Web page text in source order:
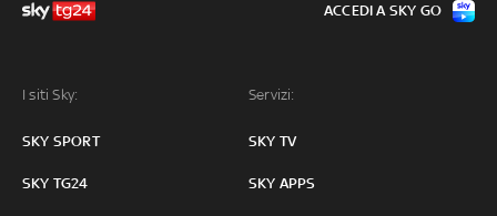
I siti Sky:
SKY SPORT
SKY TG24
Servizi:
SKY TV
SKY APPS
ACCEDI A SKY GO